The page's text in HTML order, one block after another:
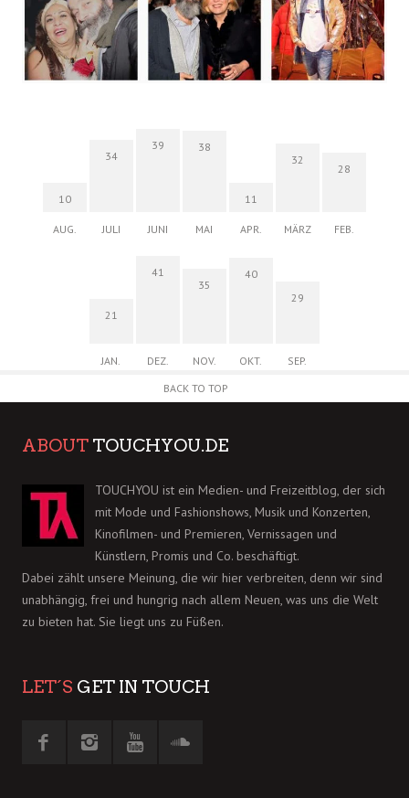
10
AUG.
34
JULI
39
JUNI
38
MAI
11
APR.
32
MÄRZ
28
FEB.
21
JAN.
41
DEZ.
35
NOV.
40
OKT.
29
SEP.
BACK TO TOP
ABOUT TOUCHYOU.DE
TOUCHYOU ist ein Medien- und Freizeitblog, der sich
mit Mode und Fashionshows, Musik und Konzerten,
Kinofilmen- und Premieren, Vernissagen und
Künstlern, Promis und Co. beschäftigt.
Dabei zählt unsere Meinung, die wir hier verbreiten, denn wir sind
unabhängig, frei und hungrig nach allem Neuen, was uns die Welt
zu bieten hat. Sie liegt uns zu Füßen.
LET´S GET IN TOUCH